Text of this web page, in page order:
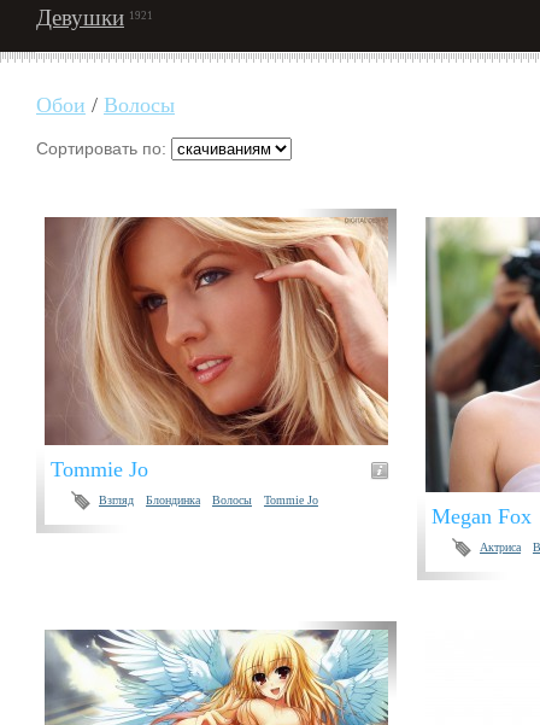
Девушки 1921
Обои / Волосы
Сортировать по:
Tommie Jo
Взгляд Блондинка Волосы Tommie Jo
Megan Fox
Актриса